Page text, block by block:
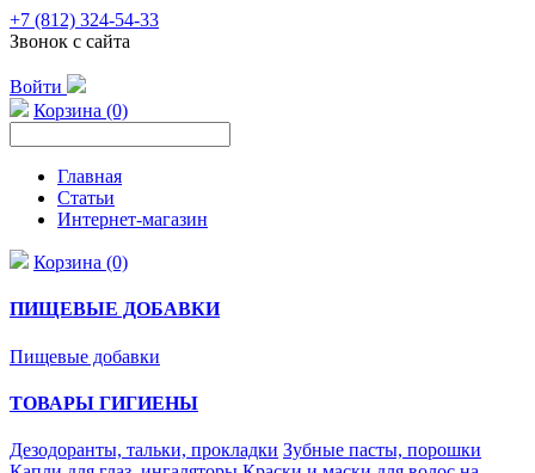
+7 (812) 324-54-33
Звонок с сайта
Войти
Корзина (0)
Главная
Статьи
Интернет-магазин
Корзина (0)
ПИЩЕВЫЕ ДОБАВКИ
Пищевые добавки
ТОВАРЫ ГИГИЕНЫ
Дезодоранты, тальки, прокладки Зубные пасты, порошки